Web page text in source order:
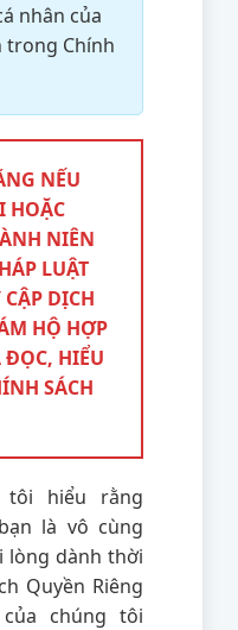
nhân của
trong Chính
NẾU
HOẶC
NIÊN
LUẬT
DỊCH
HỘ HỢP
ĐỌC, HIỂU
SÁCH
tôi hiểu rằng
là vô cùng
lòng dành thời
Quyền Riêng
chúng tôi